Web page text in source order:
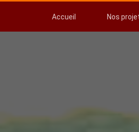
Accueil Nos